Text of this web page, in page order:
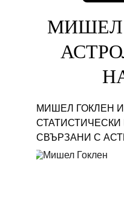
МИШЕЛ
МИШЕЛ ГОКЛЕН
СВЪРЗАНИ С